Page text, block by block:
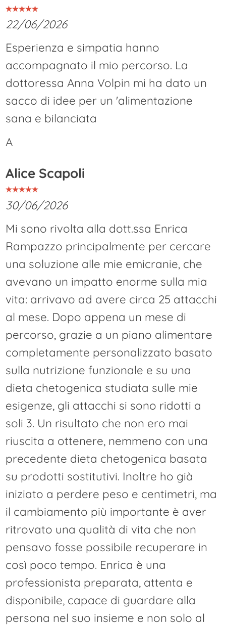
22/06/2026
Esperienza e simpatia hanno
accompagnato il mio percorso. La
dottoressa Anna Volpin mi ha dato un
sacco di idee per un 'alimentazione
sana e bilanciata
A
Alice Scapoli
30/06/2026
Mi sono rivolta alla dott.ssa Enrica
Rampazzo principalmente per cercare
una soluzione alle mie emicranie, che
avevano un impatto enorme sulla mia
vita: arrivavo ad avere circa 25 attacchi
al mese. Dopo appena un mese di
percorso, grazie a un piano alimentare
completamente personalizzato basato
sulla nutrizione funzionale e su una
dieta chetogenica studiata sulle mie
esigenze, gli attacchi si sono ridotti a
soli 3. Un risultato che non ero mai
riuscita a ottenere, nemmeno con una
precedente dieta chetogenica basata
su prodotti sostitutivi. Inoltre ho già
iniziato a perdere peso e centimetri, ma
il cambiamento più importante è aver
ritrovato una qualità di vita che non
pensavo fosse possibile recuperare in
così poco tempo. Enrica è una
professionista preparata, attenta e
disponibile, capace di guardare alla
persona nel suo insieme e non solo al